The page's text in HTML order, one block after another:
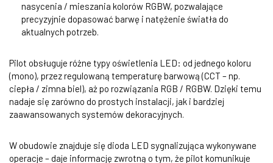
nasycenia / mieszania kolorów RGBW, pozwalające
precyzyjnie dopasować barwę i natężenie światła do
aktualnych potrzeb.
Pilot obsługuje różne typy oświetlenia LED: od jednego koloru
(mono), przez regulowaną temperaturę barwową (CCT – np.
ciepła / zimna biel), aż po rozwiązania RGB / RGBW. Dzięki temu
nadaje się zarówno do prostych instalacji, jak i bardziej
zaawansowanych systemów dekoracyjnych.
W obudowie znajduje się dioda LED sygnalizująca wykonywane
operacje – daje informację zwrotną o tym, że pilot komunikuje